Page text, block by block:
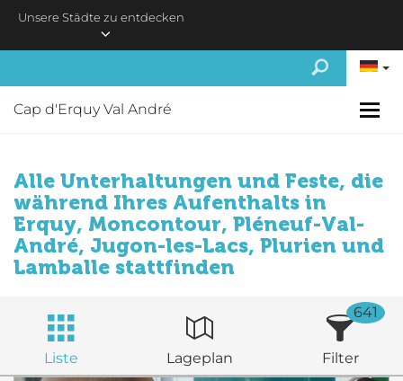
Skip to main content
Unsere Städte zu entdecken
Cap d'Erquy Val André
Alle Unterhaltungen und Feste, die
während Ihres Aufenthalts in
Erquy, Moncontour, Pléneuf-Val-
André, Jugon-les-Lacs, Plurien und
Lamballe stattfinden
Liste Lageplan Filter
641